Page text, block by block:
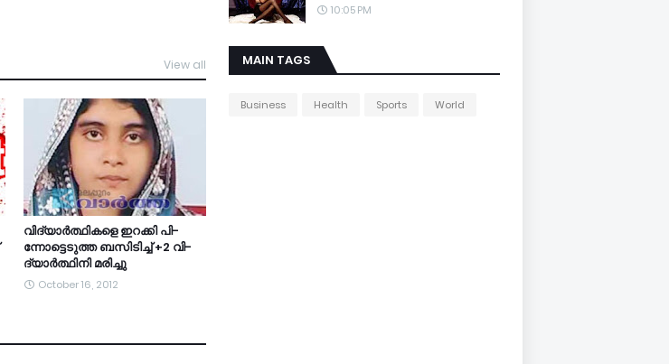
View all
വി­ദ്യാര്‍­ത്ഥിക­ളെ ഇറ­ക്കി പി­
ന്നോ­ട്ടെ­ടുത്ത ബ­സി­ടി­ച്ച് +2 വി­
ദ്യാര്‍­ത്ഥിനി മ­രി­ച്ചു
October 16, 2012
10:05 PM
MAIN TAGS
Business Health Sports World